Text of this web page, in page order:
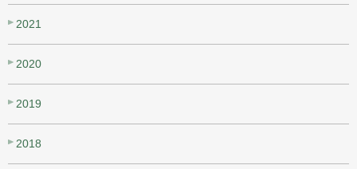
2021
2020
2019
2018